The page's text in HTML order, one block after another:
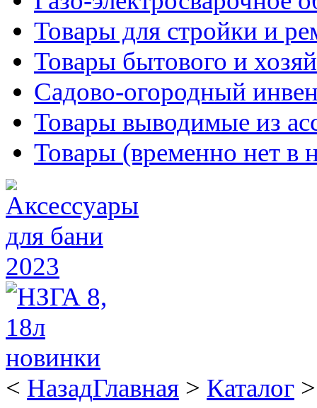
Товары для стройки и
Товары бытового и
Садово-огородный
Товары выводимые из
Товары (временно нет в
< НазадГлавная > Каталог